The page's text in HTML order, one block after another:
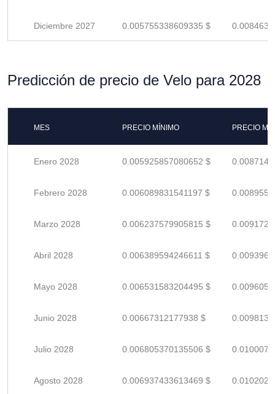
Diciembre 2027 0.005755338609335 $
Predicción de precio de Velo para 2028
MES PRECIO MÍNIMO PRECIO
Enero 2028 0.005925857080652 $
Febrero 2028 0.006089831541197 $
Marzo 2028 0.006237579905815 $
Abril 2028 0.006389594246611 $
Mayo 2028 0.006531583204495 $
Junio 2028 0.00667312177938 $
Julio 2028 0.006805370135506 $
Agosto 2028 0.006937433613469 $